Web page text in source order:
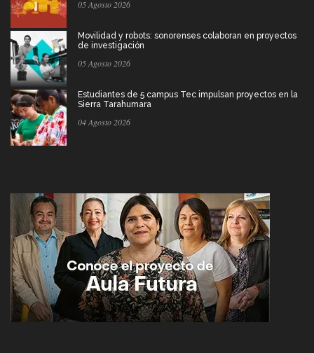
05 Agosto 2026
Movilidad y robots: sonorenses colaboran en proyectos
de investigación
05 Agosto 2026
Estudiantes de 5 campus Tec impulsan proyectos en la
Sierra Tarahumara
04 Agosto 2026